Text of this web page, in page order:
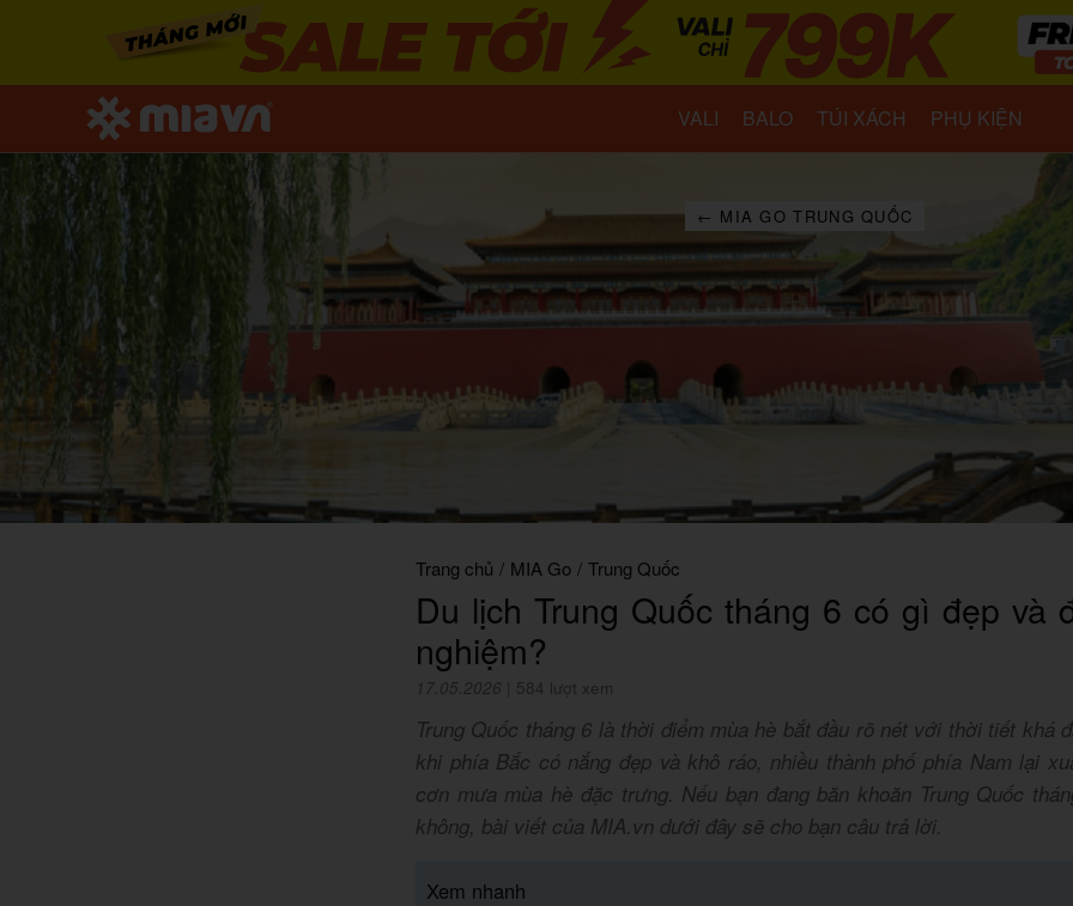
VALI BALO TÚI XÁCH PHỤ KIỆN
← MIA GO TRUNG QUỐC
Trang chủ / MIA Go / Trung Quốc
Du lịch Trung Quốc tháng 6 có gì đẹp và
nghiệm?
17.05.2026 584 lượt xem
Trung Quốc tháng 6 là thời điểm mùa hè bắt đầu rõ nét với thời tiết khá
khi phía Bắc có nắng đẹp và khô ráo, nhiều thành phố phía Nam lại
cơn mưa mùa hè đặc trưng. Nếu bạn đang băn khoăn Trung Quốc
không, bài viết của MIA.vn dưới đây sẽ cho bạn câu trả lời.
Xem nhanh